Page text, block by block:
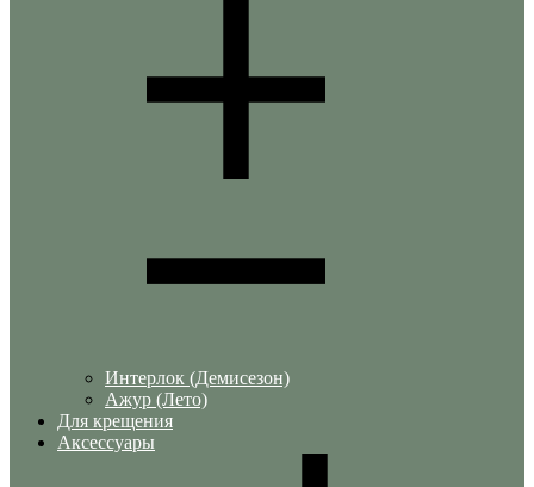
Интерлок (Демисезон)
Ажур (Лето)
Для крещения
Аксессуары